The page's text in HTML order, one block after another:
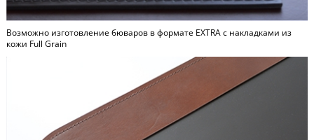
Возможно изготовление бюваров в формате EXTRAc накладками из
кожи Full Grain